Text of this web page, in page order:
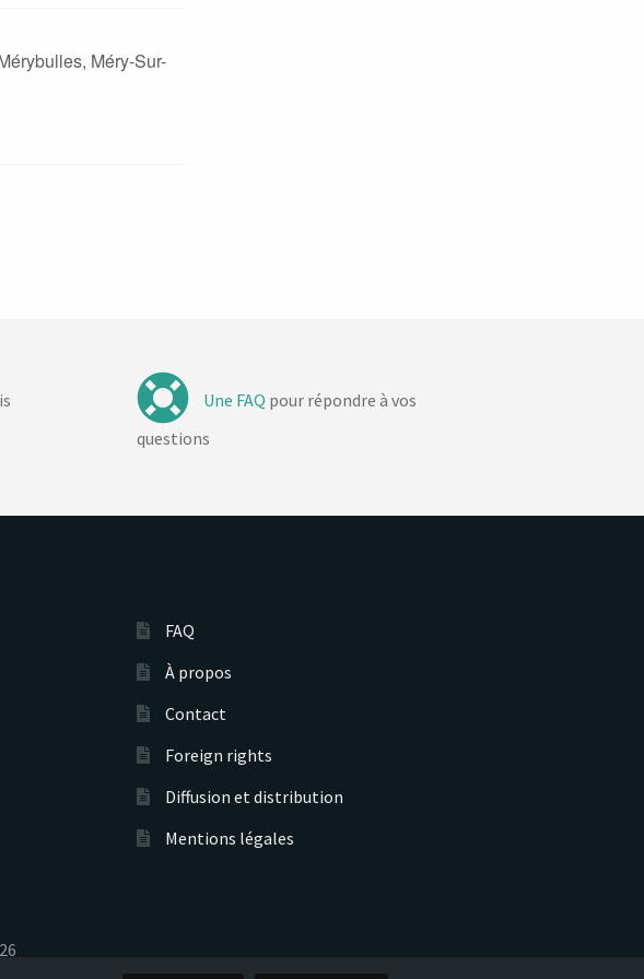
Méry-Sur-
Une FAQ pour répondre à vos
questions
FAQ
À propos
Contact
Foreign rights
Diffusion et distribution
Mentions légales